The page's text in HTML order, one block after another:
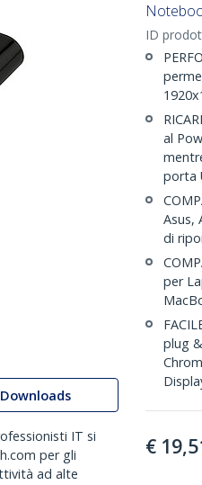
IT si
per gli
ad alte
ID
al
porta
Asus,
di
per
plug
€